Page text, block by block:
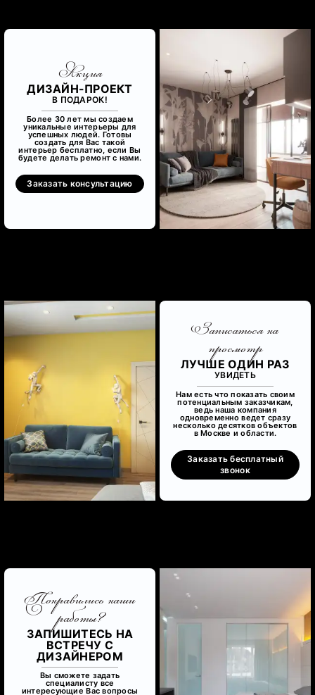
Акция
ДИЗАЙН-ПРОЕКТ
В ПОДАРОК!
Более 30 лет мы создаем
уникальные интерьеры для
успешных людей. Готовы
создать для Вас такой
интерьер бесплатно, если Вы
будете делать ремонт с нами.
Заказать консультацию
Записаться на
просмотр
ЛУЧШЕ ОДИН РАЗ
УВИДЕТЬ
Нам есть что показать своим
потенциальным заказчикам,
ведь наша компания
одновременно ведет сразу
несколько десятков объектов
в Москве и области.
Заказать бесплатный
звонок
Понравились наши
работы?
ЗАПИШИТЕСЬ НА
ВСТРЕЧУ С
ДИЗАЙНЕРОМ
Вы сможете задать
специалисту все
интересующие Вас вопросы